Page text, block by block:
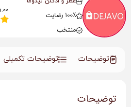
100٪ رضایت
منتخب
5.00 امتیاز از
توضیحات توضیحات تکمیلی
توضیحات